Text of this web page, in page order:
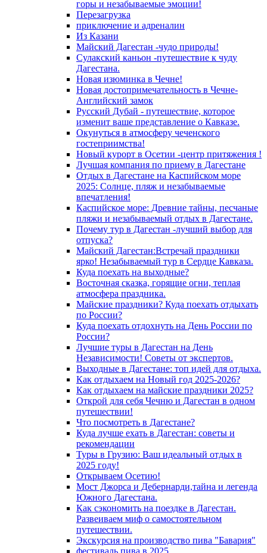
горы и незабываемые эмоции!
Перезагрузка
приключение и адреналин
Из Казани
Майский Дагестан -чудо природы!
Сулакский каньон -путешествие к чуду
Дагестана.
Новая изюминка в Чечне!
Новая достопримечательность в Чечне-
Английский замок
Русский Дубай - путешествие, которое
изменит ваше представление о Кавказе.
Окунуться в атмосферу чеченского
гостеприимства!
Новый курорт в Осетии -центр притяжения !
Лучшая компания по приему в Дагестане
Отдых в Дагестане на Каспийском море
2025: Солнце, пляж и незабываемые
впечатления!
Каспийское море: Древние тайны, песчаные
пляжи и незабываемый отдых в Дагестане.
Почему тур в Дагестан -лучший выбор для
отпуска?
Майский Дагестан:Встречай праздники
ярко! Незабываемый тур в Сердце Кавказа.
Куда поехать на выходные?
Восточная сказка, горящие огни, теплая
атмосфера праздника.
Майские праздники? Куда поехать отдыхать
по России?
Куда поехать отдохнуть на День России по
России?
Лучшие туры в Дагестан на День
Независимости! Советы от экспертов.
Выходные в Дагестане: топ идей для отдыха.
Как отдыхаем на Новый год 2025-2026?
Как отдыхаем на майские праздники 2025?
Открой для себя Чечню и Дагестан в одном
путешествии!
Что посмотреть в Дагестане?
Куда лучше ехать в Дагестан: советы и
рекомендации
Туры в Грузию: Ваш идеальный отдых в
2025 году!
Открываем Осетию!
Мост Джорса и Дебернарди,тайна и легенда
Южного Дагестана.
Как сэкономить на поездке в Дагестан.
Развеиваем миф о самостоятельном
путешествии.
Экскурсия на производство пива "Бавария"
фестиваль пива в 2025